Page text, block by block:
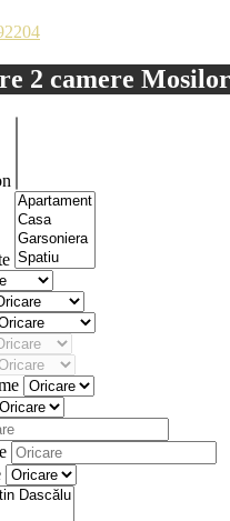
2 camere Mosilor